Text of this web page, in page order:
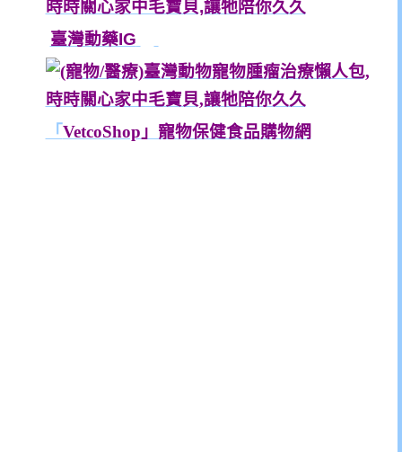
臺灣動藥IG
「VetcoShop」寵物保健食品購物網